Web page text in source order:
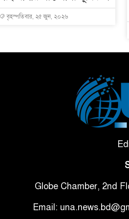
বৃহস্পতিবার, ২৫ জুন, ২০২৬
Globe Chamber, 2nd
Email: